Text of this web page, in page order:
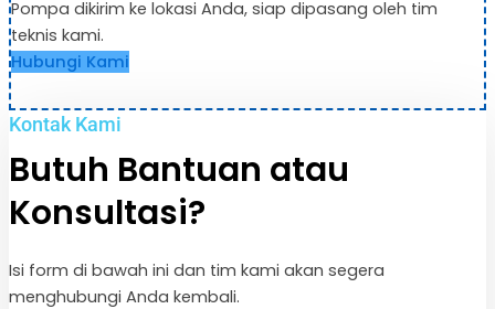
Pompa dikirim ke lokasi Anda, siap dipasang oleh tim
teknis kami.
Hubungi Kami
Kontak Kami
Butuh Bantuan atau
Konsultasi?
Isi form di bawah ini dan tim kami akan segera
menghubungi Anda kembali.